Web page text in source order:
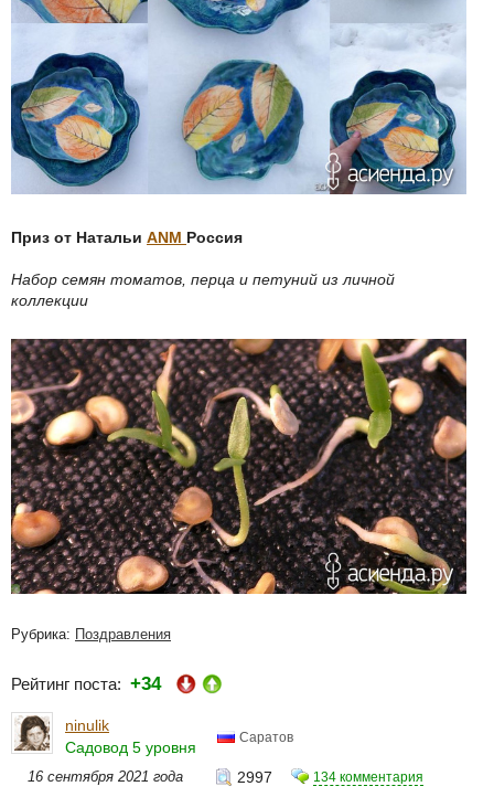
Приз от Натальи ANM Россия
Набор семян томатов, перца и петуний из личной
коллекции
Рубрика: Поздравления
Рейтинг поста: +34
ninulik
Садовод 5 уровня
Саратов
16 сентября 2021 года 2997 134 комментария